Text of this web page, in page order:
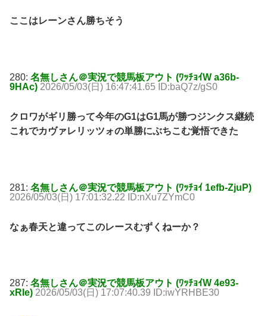
ここはレーンさん勝ちそう
280: 名無しさん＠実況で競馬板アウト (ﾜｯﾁｮｲW a36b-
9HAc) 2026/05/03(日) 16:47:41.65 ID:baQ7z/gS0
クロワがギリ勝って今年のG1はG1馬が勝つジンクス継続
これでカヴァレリッツォの単勝にぶちこむ覚悟できた
281: 名無しさん＠実況で競馬板アウト (ﾜｯﾁｮｲ 1efb-ZjuP)
2026/05/03(日) 17:01:32.22 ID:nXu7ZYmC0
なぁ春天と違ってこのレースむずくねーか？
287: 名無しさん＠実況で競馬板アウト (ﾜｯﾁｮｲW 4e93-
xRIe) 2026/05/03(日) 17:07:40.39 ID:iwYRHBE30